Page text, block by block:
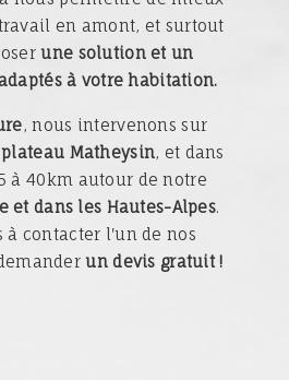
en amont, et surtout
une solution et un
à votre habitation.
, nous intervenons sur
plateau Matheysin, et dans
à 40km autour de notre
et dans les Hautes-Alpes.
à contacter l'un de nos
un devis gratuit !